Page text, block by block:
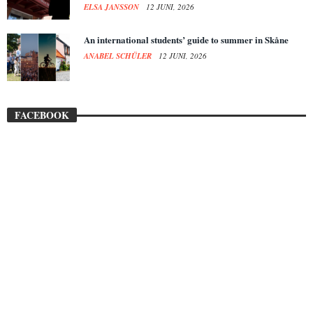
ELSA JANSSON 12 JUNI, 2026
An international students’ guide to summer in Skåne
ANABEL SCHÜLER 12 JUNI, 2026
FACEBOOK